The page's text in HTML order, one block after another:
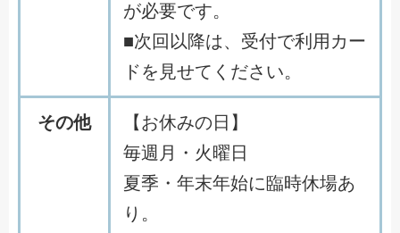
が必要です。
■次回以降は、受付で利用カー
ドを見せてください。
その他
【お休みの日】
毎週月・火曜日
夏季・年末年始に臨時休場あ
り。